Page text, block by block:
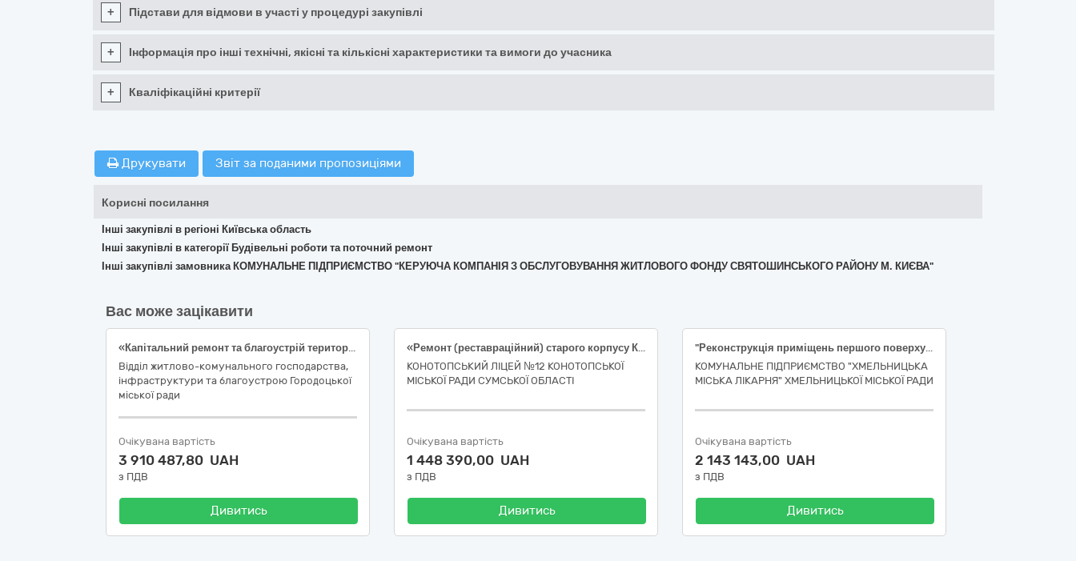
+ Підстави для відмови в участі у процедурі закупівлі
+ Інформація про інші технічні, якісні та кількісні характеристики та вимоги до учасника
+ Кваліфікаційні критерії
Друкувати Звіт за поданими пропозиціями
Корисні посилання
Інші закупівлі в регіоні Київська область
Інші закупівлі в категорії Будівельні роботи та поточний ремонт
Інші закупівлі замовника КОМУНАЛЬНЕ ПІДПРИЄМСТВО "КЕРУЮЧА КОМПАНІЯ З ОБСЛУГОВУВАННЯ ЖИТЛОВОГО ФОНДУ СВЯТОШИНСЬКОГО РАЙОНУ М. КИЄВА"
Вас може зацікавити
«Капітальний ремонт та благоустрій території біля будинку по вул. Станційна 17/2 м. Городок, Хмельницька область» (коригування)»
Відділ житлово-комунального господарства,
інфраструктури та благоустрою Городоцької
міської ради
Очікувана вартість
3 910 487,80 UAH
з ПДВ
Дивитись
«Ремонт (реставраційний) старого корпусу Конотопського ліцею № 12 Конотопської міської ради Сумської області за адресою: Сумська обл., м. Конотоп, вул. Ярослава Мудрого, 2 (монтаж системи автоматичної пожежної сигналізації, оповіщення людей про пожежу та передавання тривожних сповіщень)»
КОНОТОПСЬКИЙ ЛІЦЕЙ №12 КОНОТОПСЬКОЇ
МІСЬКОЇ РАДИ СУМСЬКОЇ ОБЛАСТІ
Очікувана вартість
1 448 390,00 UAH
з ПДВ
Дивитись
"Реконструкція приміщень першого поверху під рентгенкабінет в будівлі корпусу №3 комунального підприємства «Хмельницька міська лікарня» Хмельницької міської ради за адресою: м. Хмельницький, провулок Проскурівський, 1».
КОМУНАЛЬНЕ ПІДПРИЄМСТВО "ХМЕЛЬНИЦЬКА
МІСЬКА ЛІКАРНЯ" ХМЕЛЬНИЦЬКОЇ МІСЬКОЇ РАДИ
Очікувана вартість
2 143 143,00 UAH
з ПДВ
Дивитись